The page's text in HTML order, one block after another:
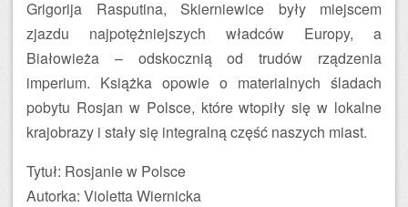
Grigorija Rasputina, Skierniewice były miejscem
zjazdu najpotężniejszych władców Europy, a
Białowieża – odskocznią od trudów rządzenia
imperium. Książka opowie o materialnych śladach
pobytu Rosjan w Polsce, które wtopiły się w lokalne
krajobrazy i stały się integralną część naszych miast.
Tytuł: Rosjanie w Polsce
Autorka: Violetta Wiernicka